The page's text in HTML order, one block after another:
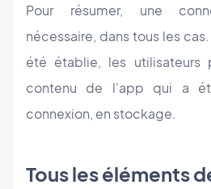
Pour résumer, une
nécessaire, dans tous les
été établie, les utilisateurs
contenu de l'app qui a
connexion, en stockage.
Tous les éléments